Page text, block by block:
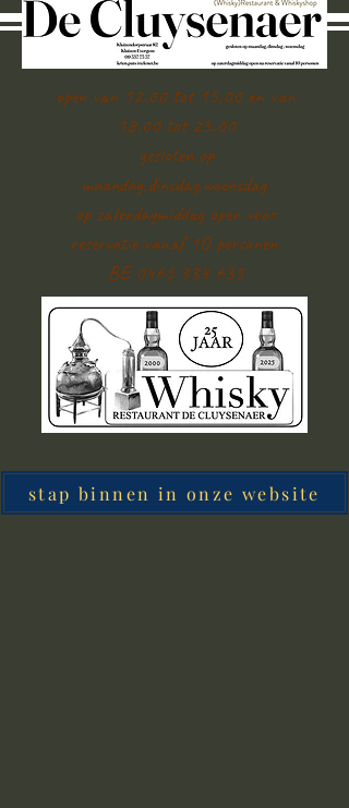
open van 12.00 tot 15.00 en van
18.00 tot 23.00
gesloten op
maandag,dinsdag,woensdag
op zaterdagmiddag open voor
reservatie vanaf 1O personen
BE 0465 334 635
stap binnen in onze website